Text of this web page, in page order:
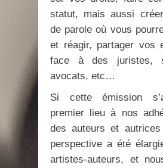
statut, mais aussi
de parole où vous
et réagir, partager vos
face à des juristes,
avocats, etc…
Si cette émission
premier lieu à nos
des auteurs et
perspective a été
artistes-auteurs, et